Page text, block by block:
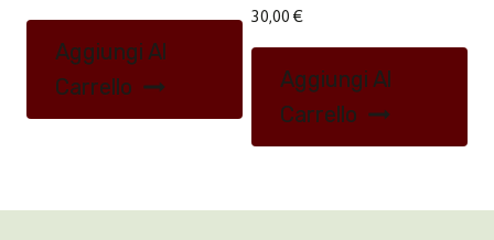
Aggiungi Al
Carrello
30,00 €
Aggiungi Al
Carrello